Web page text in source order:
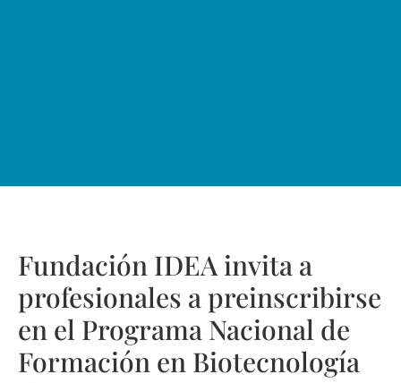
Fundación IDEA invita a
profesionales a preinscribirse
en el Programa Nacional de
Formación en Biotecnología